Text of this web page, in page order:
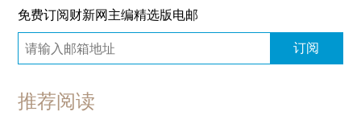
免费订阅财新网主编精选版电邮
订阅
推荐阅读